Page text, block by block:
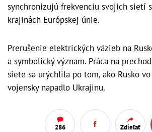
synchronizujú frekvenciu svojich sietí
krajinách Európskej únie.
Prerušenie elektrických väzieb na
a symbolický význam. Práca na
siete sa urýchlila po tom, ako Rusko
vojensky napadlo Ukrajinu.
286 Zdieľať